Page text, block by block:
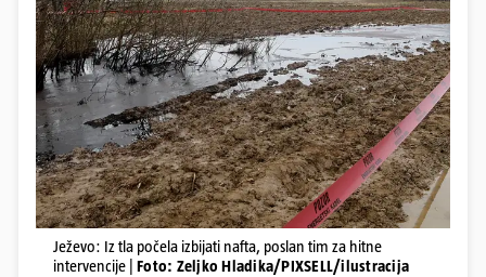
Ježevo: Iz tla počela izbijati nafta, poslan tim za hitne
intervencije | Foto: Zeljko Hladika/PIXSELL/ilustracija